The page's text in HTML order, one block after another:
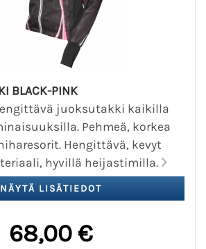
BLACK-PINK
juoksutakki kaikilla
Pehmeä, korkea
Hengittävä, kevyt
hyvillä heijastimilla.
68,00 €